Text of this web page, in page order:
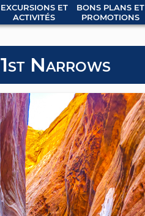
EXCURSIONS ET
ACTIVITÉS
BONS PLANS ET
PROMOTIONS
1st Narrows